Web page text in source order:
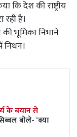
कि देश की राष्ट्रीय
है।
की भूमिका निभाने
के बयान से
बोले- ‘क्या